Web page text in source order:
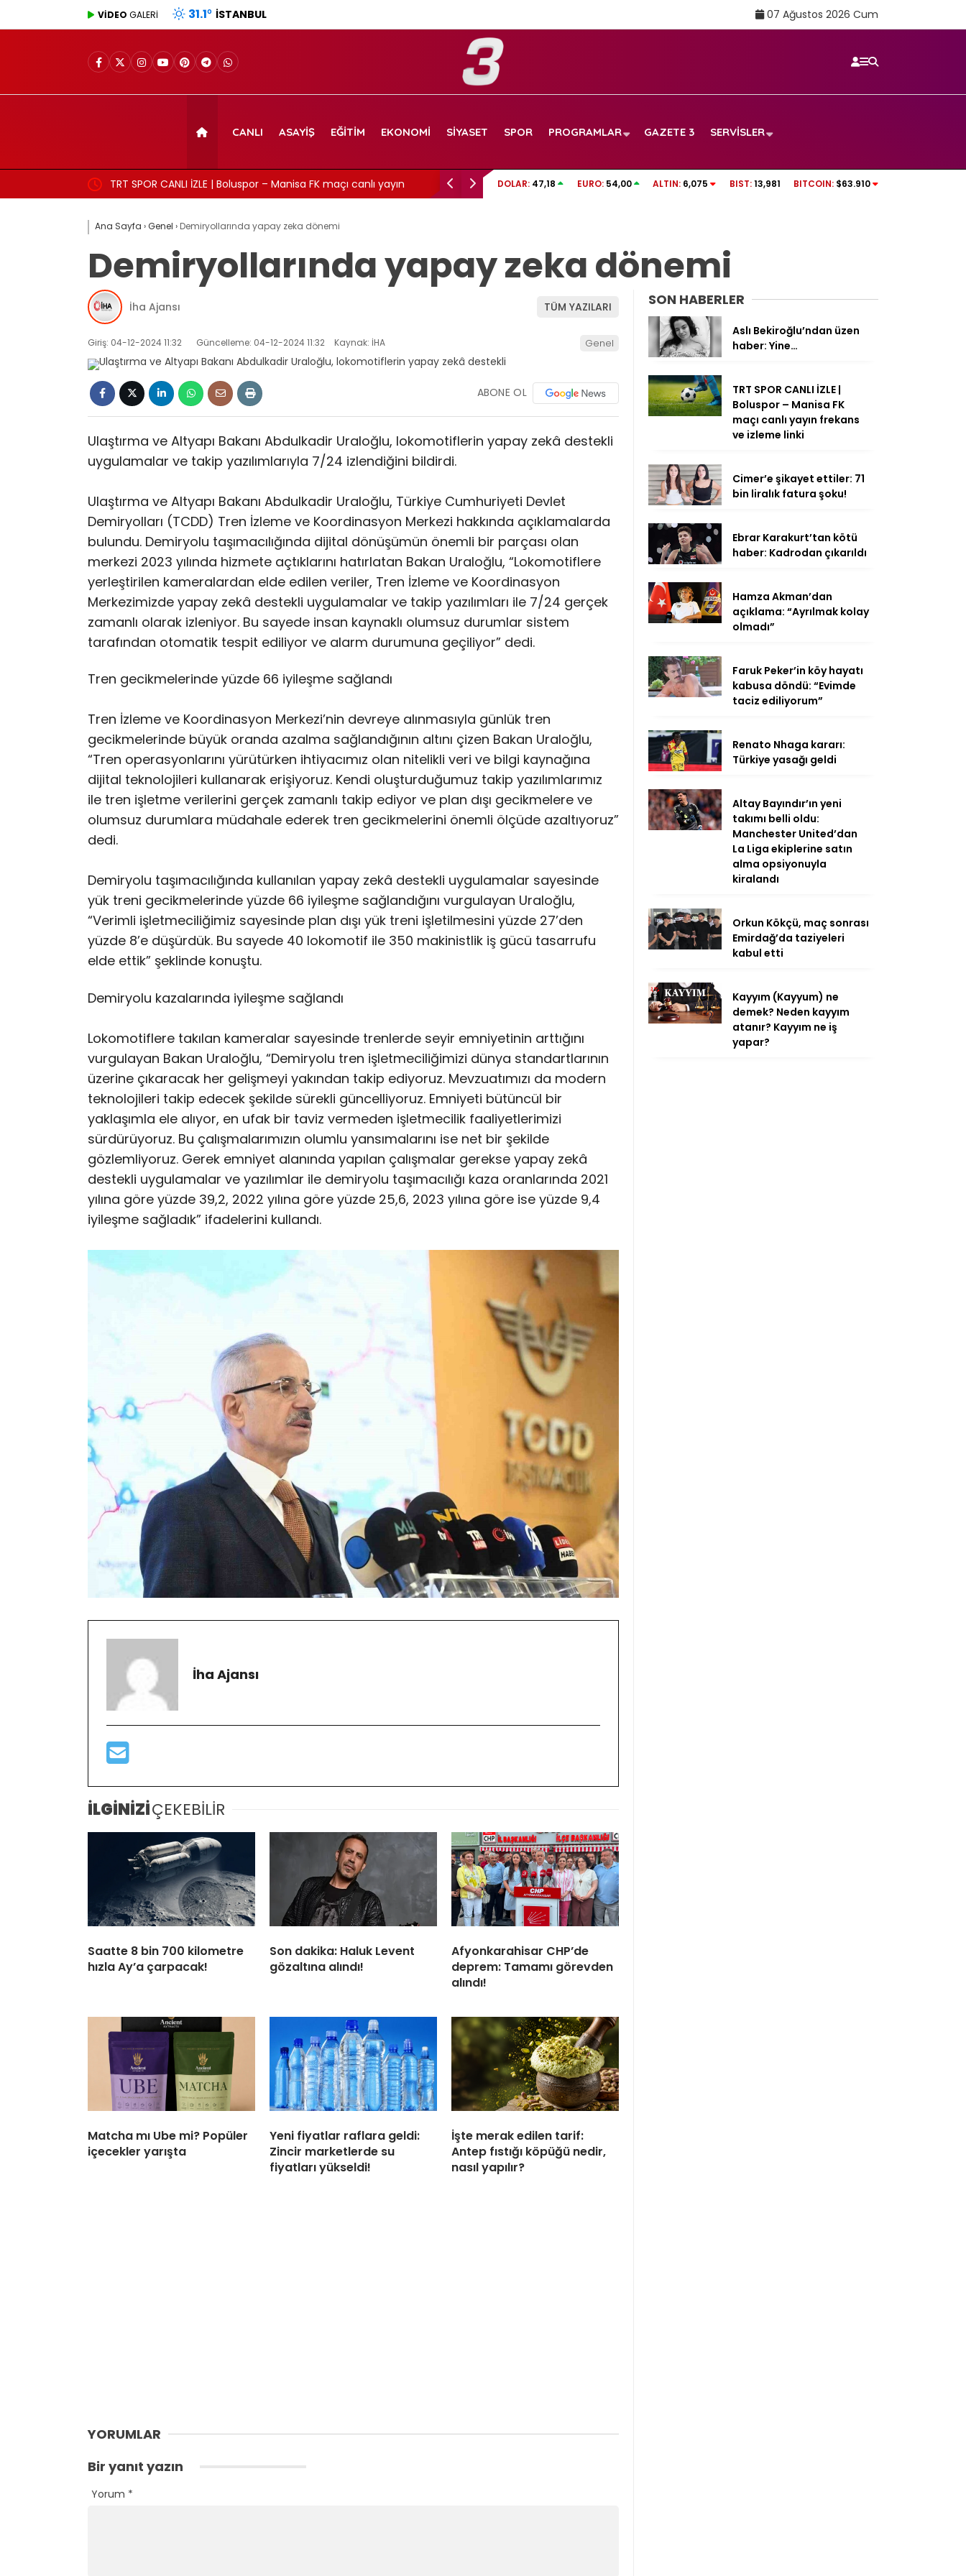
VİDEO GALERİ 31.1° İSTANBUL 07 Ağustos 2026 Cum
CANLI ASAYIŞ EĞITIM EKONOMI SIYASET SPOR PROGRAMLAR GAZETE 3 SERVISLER
TRT SPOR CANLI İZLE | Boluspor – Manisa FK maçı canlı yayın
Aslı Bekiroğlu’ndan üzen haber: Yine…
TRT SPOR CANLI İZLE | Boluspor – Manisa
DOLAR: 47,18 EURO: 54,00 ALTIN: 6,075 BIST: 13,981 BITCOIN: $63.910
Ana Sayfa ›Genel › Demiryollarında yapay zeka dönemi
Demiryollarında yapay zeka dönemi
İha Ajansı TÜM YAZILARI
Giriş: 04-12-2024 11:32 Güncelleme: 04-12-2024 11:32 Kaynak: İHA Genel
ABONE OL
Ulaştırma ve Altyapı Bakanı Abdulkadir Uraloğlu, lokomotiflerin yapay zekâ destekli
uygulamalar ve takip yazılımlarıyla 7/24 izlendiğini bildirdi.
Ulaştırma ve Altyapı Bakanı Abdulkadir Uraloğlu, Türkiye Cumhuriyeti Devlet
Demiryolları (TCDD) Tren İzleme ve Koordinasyon Merkezi hakkında açıklamalarda
bulundu. Demiryolu taşımacılığında dijital dönüşümün önemli bir parçası olan
merkezi 2023 yılında hizmete açtıklarını hatırlatan Bakan Uraloğlu, “Lokomotiflere
yerleştirilen kameralardan elde edilen veriler, Tren İzleme ve Koordinasyon
Merkezimizde yapay zekâ destekli uygulamalar ve takip yazılımları ile 7/24 gerçek
zamanlı olarak izleniyor. Bu sayede insan kaynaklı olumsuz durumlar sistem
tarafından otomatik tespit ediliyor ve alarm durumuna geçiliyor” dedi.
Tren gecikmelerinde yüzde 66 iyileşme sağlandı
Tren İzleme ve Koordinasyon Merkezi’nin devreye alınmasıyla günlük tren
gecikmelerinde büyük oranda azalma sağlandığının altını çizen Bakan Uraloğlu,
“Tren operasyonlarını yürütürken ihtiyacımız olan nitelikli veri ve bilgi kaynağına
dijital teknolojileri kullanarak erişiyoruz. Kendi oluşturduğumuz takip yazılımlarımız
ile tren işletme verilerini gerçek zamanlı takip ediyor ve plan dışı gecikmelere ve
olumsuz durumlara müdahale ederek tren gecikmelerini önemli ölçüde azaltıyoruz”
dedi.
Demiryolu taşımacılığında kullanılan yapay zekâ destekli uygulamalar sayesinde
yük treni gecikmelerinde yüzde 66 iyileşme sağlandığını vurgulayan Uraloğlu,
“Verimli işletmeciliğimiz sayesinde plan dışı yük treni işletilmesini yüzde 27’den
yüzde 8’e düşürdük. Bu sayede 40 lokomotif ile 350 makinistlik iş gücü tasarrufu
elde ettik” şeklinde konuştu.
Demiryolu kazalarında iyileşme sağlandı
Lokomotiflere takılan kameralar sayesinde trenlerde seyir emniyetinin arttığını
vurgulayan Bakan Uraloğlu, “Demiryolu tren işletmeciliğimizi dünya standartlarının
üzerine çıkaracak her gelişmeyi yakından takip ediyoruz. Mevzuatımızı da modern
teknolojileri takip edecek şekilde sürekli güncelliyoruz. Emniyeti bütüncül bir
yaklaşımla ele alıyor, en ufak bir taviz vermeden işletmecilik faaliyetlerimizi
sürdürüyoruz. Bu çalışmalarımızın olumlu yansımalarını ise net bir şekilde
gözlemliyoruz. Gerek emniyet alanında yapılan çalışmalar gerekse yapay zekâ
destekli uygulamalar ve yazılımlar ile demiryolu taşımacılığı kaza oranlarında 2021
yılına göre yüzde 39,2, 2022 yılına göre yüzde 25,6, 2023 yılına göre ise yüzde 9,4
iyileşme sağladık” ifadelerini kullandı.
İha Ajansı
İLGİNİZİÇEKEBİLİR
Saatte 8 bin 700 kilometre
hızla Ay’a çarpacak!
Son dakika: Haluk Levent
gözaltına alındı!
Afyonkarahisar CHP’de
deprem: Tamamı görevden
alındı!
Matcha mı Ube mi? Popüler
içecekler yarışta
Yeni fiyatlar raflara geldi:
Zincir marketlerde su
fiyatları yükseldi!
İşte merak edilen tarif:
Antep fıstığı köpüğü nedir,
nasıl yapılır?
YORUMLAR
Bir yanıt yazın
Yorum *
SON HABERLER
Aslı Bekiroğlu’ndan üzen
haber: Yine…
TRT SPOR CANLI İZLE |
Boluspor – Manisa FK
maçı canlı yayın frekans
ve izleme linki
Cimer’e şikayet ettiler: 71
bin liralık fatura şoku!
Ebrar Karakurt’tan kötü
haber: Kadrodan çıkarıldı
Hamza Akman’dan
açıklama: “Ayrılmak kolay
olmadı”
Faruk Peker’in köy hayatı
kabusa döndü: “Evimde
taciz ediliyorum”
Renato Nhaga kararı:
Türkiye yasağı geldi
Altay Bayındır’ın yeni
takımı belli oldu:
Manchester United’dan
La Liga ekiplerine satın
alma opsiyonuyla
kiralandı
Orkun Kökçü, maç sonrası
Emirdağ’da taziyeleri
kabul etti
Kayyım (Kayyum) ne
demek? Neden kayyım
atanır? Kayyım ne iş
yapar?